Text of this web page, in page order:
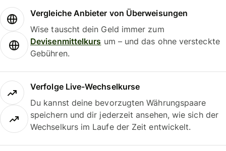
Vergleiche Anbieter von Überweisungen
Wise tauscht dein Geld immer zum
Devisenmittelkurs um – und das ohne versteckte
Gebühren.
Verfolge Live-Wechselkurse
Du kannst deine bevorzugten Währungspaare
speichern und dir jederzeit ansehen, wie sich der
Wechselkurs im Laufe der Zeit entwickelt.